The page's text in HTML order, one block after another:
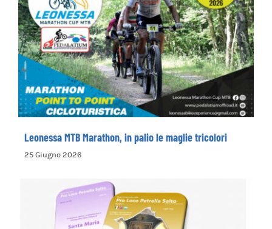
Leonessa MTB Marathon, in palio le maglie
tricolori
Leonessa MTB Marathon, in palio le maglie tricolori
25 Giugno 2026